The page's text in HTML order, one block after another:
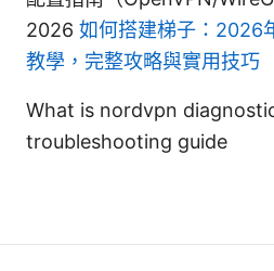
2026 如何搭建梯子：2026
教學，完整攻略與實用技巧
What is nordvpn
troubleshooting guide